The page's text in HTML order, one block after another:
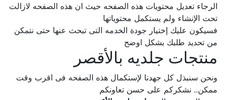
الرجاء تعديل محتويات هذه الصفحه حيث ان هذه الصفحه لازالت
تحت الإنشاء ولم يستكمل محتوياتها
فسيكون عليك إختيار جودة الخدمه التى تبحث عنها حتى نتمكن
من تحديد طلبك بشكل اوضح
منتجات جلديه بالأقصر
ونحن سنبذل كل جهدنا لإستكمال هذه الصفحه فى اقرب وقت
ممكن.. نشكركم على حسن تعاونكم